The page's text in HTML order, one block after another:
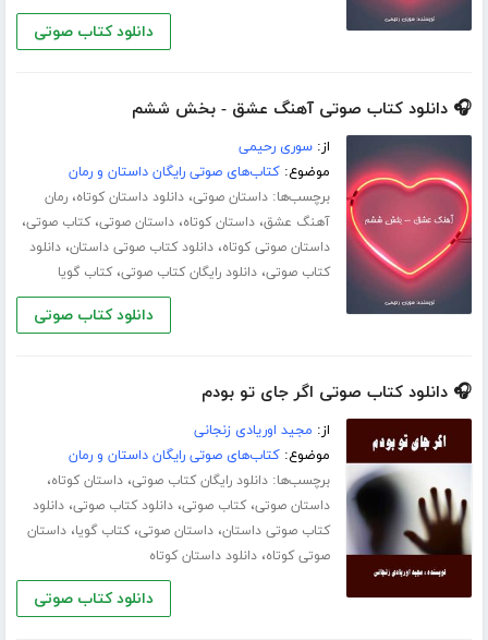
دانلود کتاب صوتی
🎧 دانلود کتاب صوتی آهنگ عشق - بخش ششم
از:سوری رحیمی
موضوع:کتاب‌های صوتی رایگان داستان و رمان
برچسب‌ها:داستان صوتی،دانلود داستان کوتاه،رمان
آهنگ عشق،داستان کوتاه،داستان صوتی،کتاب صوتی،
داستان صوتی کوتاه،دانلود کتاب صوتی داستان،دانلود
کتاب صوتی،دانلود رایگان کتاب صوتی،کتاب گویا
دانلود کتاب صوتی
🎧 دانلود کتاب صوتی اگر جای تو بودم
از: مجید اوریادی زنجانی
موضوع:کتاب‌های صوتی رایگان داستان و رمان
برچسب‌ها:دانلود رایگان کتاب صوتی،داستان کوتاه،
داستان صوتی،کتاب صوتی،دانلود کتاب صوتی،دانلود
کتاب صوتی داستان،داستان صوتی،کتاب گویا،داستان
صوتی کوتاه،دانلود داستان کوتاه
دانلود کتاب صوتی